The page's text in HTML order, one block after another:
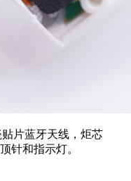
片蓝牙天线，炬芯
针和指示灯。